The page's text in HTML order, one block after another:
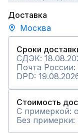
Доставка
Москва
Сроки
СДЭК:
Почта России:
DPD:
Стоимость
С примеркой:
Без примерки: